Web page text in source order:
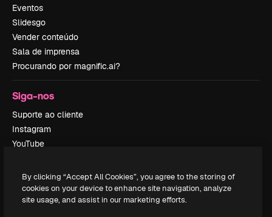
Eventos
Slidesgo
Vender conteúdo
Sala de imprensa
Procurando por magnific.ai?
Siga-nos
Suporte ao cliente
Instagram
YouTube
TikTok
Discord
By clicking “Accept All Cookies”, you agree to the storing of
cookies on your device to enhance site navigation, analyze
site usage, and assist in our marketing efforts.